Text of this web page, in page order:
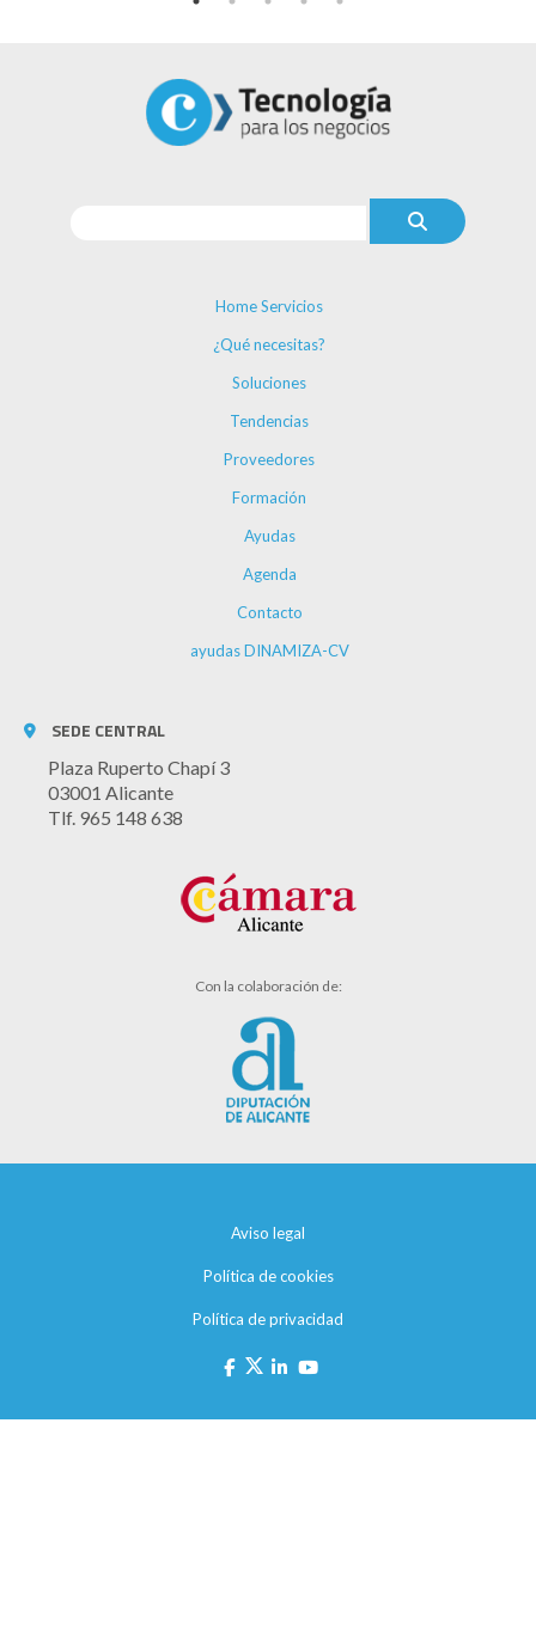
Home Servicios
¿Qué necesitas?
Soluciones
Tendencias
Proveedores
Formación
Ayudas
Agenda
Contacto
ayudas DINAMIZA-CV
SEDE CENTRAL
Plaza Ruperto Chapí 3
03001 Alicante
Tlf. 965 148 638
Con la colaboración de:
Aviso legal
Política de cookies
Política de privacidad